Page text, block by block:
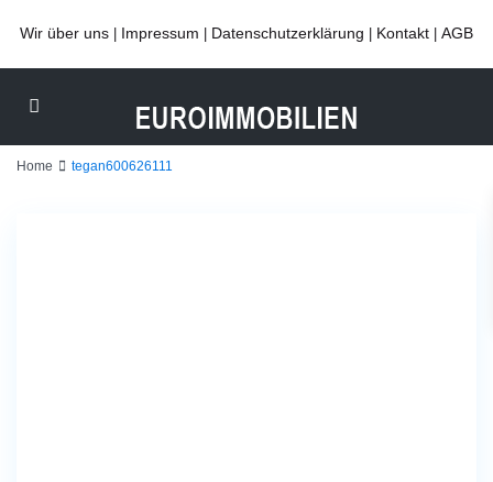
Wir über uns Impressum Datenschutzerklärung Kontakt AGB
Home tegan600626111